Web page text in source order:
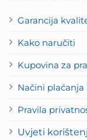
Garancija
Kako naručiti
Kupovina za
Načini plaćanja
Pravila
Uvjeti